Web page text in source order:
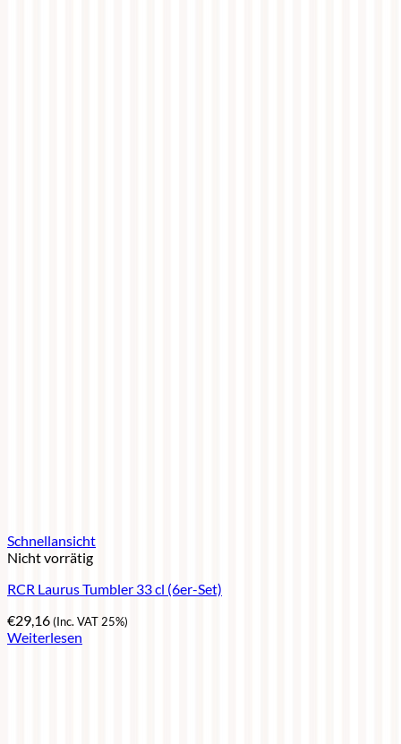
Schnellansicht
Nicht vorrätig
RCR Laurus Tumbler 33 cl (6er-Set)
€29,16(Inc. VAT 25%)
Weiterlesen